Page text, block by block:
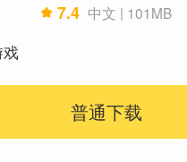
7.4 中文 | 101MB
普通下载